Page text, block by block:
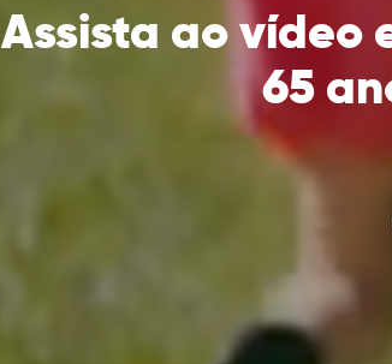
Assista ao vídeo
65